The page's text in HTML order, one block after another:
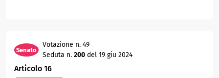
Senato
Votazione n. 49
Seduta n. 200 del 19 giu 2024
Articolo 16